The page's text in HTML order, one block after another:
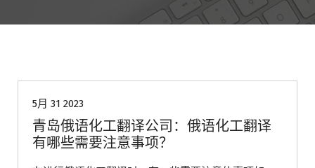
5月 31 2023
青岛俄语化工翻译公司：俄语化工翻译
有哪些需要注意事项？